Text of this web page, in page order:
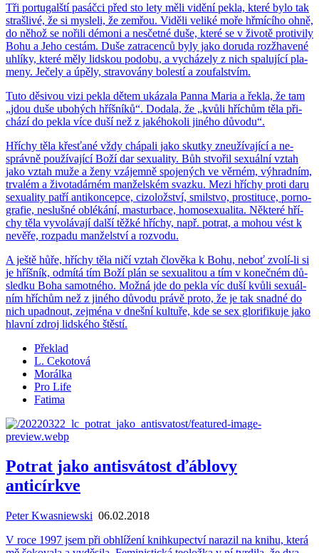
Tři por­tu­gal­ští pa­sáč­ci před sto lety měli vi­dě­ní pekla, které bylo tak
straš­li­vé, že si mys­le­li, že ze­mřou. Vi­dě­li ve­li­ké moře hřmí­cí­ho ohně,
do něhož se no­ři­li dé­mo­ni a ne­sčet­né duše, které se v ži­vo­tě pro­ti­vi­ly
Bohu a Jeho cestám. Duše za­tra­cen­ců byly jako do­ruda roz­žha­ve­né
uh­lí­ky, které měly lid­skou po­do­bu, a vy­chá­ze­ly z nich spa­lu­jí­cí pla­
me­ny. Je­če­ly a úpěly, stra­vo­vá­ny bo­les­tí a zou­fal­stvím.
Tuto dě­si­vou vizi pekla dětem uká­za­la Panna Maria a řekla, že tam
„jdou duše ubo­hých hříš­ní­ků“. Do­da­la, že „kvůli hříchům těla při­
chá­zí do pekla více duší než z ja­ké­ho­ko­li ji­né­ho dů­vo­du“.
Hří­chy těla křes­ťa­né vždy chá­pa­li jako skut­ky zne­u­ží­va­jí­cí a ne­
správ­ně po­u­ží­va­jí­cí Boží dar se­xu­a­li­ty. Bůh stvo­řil se­xu­ál­ní vztah
jako vztah muže a ženy vzá­jem­ně spo­je­ných ve věr­ném, vý­hrad­ním,
tr­va­lém a ži­vo­ta­dár­ném man­žel­ském svaz­ku. Mezi hří­chy proti daru
se­xu­a­li­ty patří an­ti­kon­cep­ce, ci­zo­lož­ství, smil­stvo, pro­sti­tu­ce, por­no­
gra­fie, ne­sluš­né ob­lé­ká­ní, mastur­ba­ce, ho­mose­xu­a­li­ta. Ně­kte­ré hří­
chy těla vy­vo­lá­va­jí další těžké hří­chy, např. po­trat, a mohou vést k
ne­vě­ře, roz­pa­du man­žel­ství a roz­vo­du.
A ještě hůře, hří­chy těla ničí vztah člo­vě­ka k Bohu, neboť zvolí-li si
je hříš­ník, od­mí­tá tím Boží plán se se­xu­a­li­tou a tím v ko­neč­ném dů­
sled­ku Boha sa­mot­né­ho. Možná jde do pekla víc duší kvůli se­xu­ál­
ním hříchům než z ji­né­ho dů­vo­du právě proto, že je tak snad­né do
nich upad­nout, zejmé­na v dneš­ní kul­tu­ře, kde se sex glo­ri­fi­ku­je jako
hlav­ní zdroj lid­ské­ho štěs­tí.
Překlad
L. Cekotová
Morálka
Pro Life
Fatima
Potrat jako antisvátost ďáblovy
anticírkve
Peter Kwasniewski 06.02.2018
V roce 1997 jsem při ob­hlí­že­ní knih­ku­pec­tví na­ra­zil na knihu, která